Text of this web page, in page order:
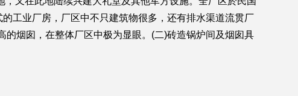
工业厂房，厂区中不只建筑物很多，还有排水渠道流贯厂
烟囱，在整体厂区中极为显眼。(二)砖造锅炉间及烟囱具